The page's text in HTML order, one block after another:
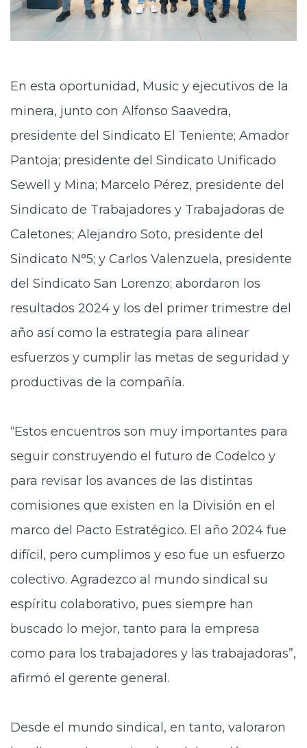
En esta oportunidad, Music y ejecutivos de la
minera, junto con Alfonso Saavedra,
presidente del Sindicato El Teniente; Amador
Pantoja; presidente del Sindicato Unificado
Sewell y Mina; Marcelo Pérez, presidente del
Sindicato de Trabajadores y Trabajadoras de
Caletones; Alejandro Soto, presidente del
Sindicato N°5; y Carlos Valenzuela, presidente
del Sindicato San Lorenzo; abordaron los
resultados 2024 y los del primer trimestre del
año así como la estrategia para alinear
esfuerzos y cumplir las metas de seguridad y
productivas de la compañía.
“Estos encuentros son muy importantes para
seguir construyendo el futuro de Codelco y
para revisar los avances de las distintas
comisiones que existen en la División en el
marco del Pacto Estratégico. El año 2024 fue
difícil, pero cumplimos y eso fue un esfuerzo
colectivo. Agradezco al mundo sindical su
espíritu colaborativo, pues siempre han
buscado lo mejor, tanto para la empresa
como para los trabajadores y las trabajadoras”,
afirmó el gerente general.
Desde el mundo sindical, en tanto, valoraron